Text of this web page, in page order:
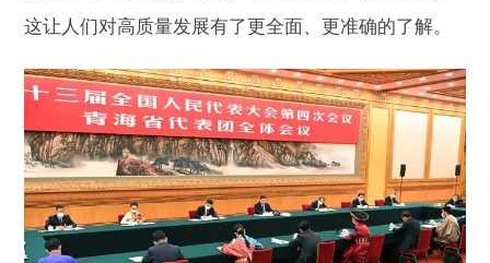
这让人们对高质量发展有了更全面、更准确的了解。